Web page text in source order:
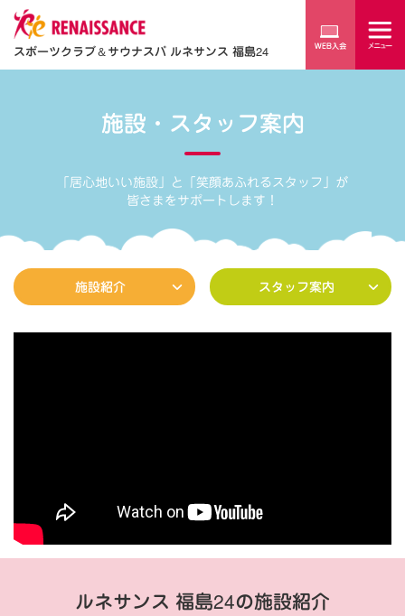
スポーツクラブ＆サウナスパ ルネサンス 福島24
施設・スタッフ案内
「居心地いい施設」と「笑顔あふれるスタッフ」が
皆さまをサポートします！
施設紹介 スタッフ案内
ルネサンス 福島24の施設紹介